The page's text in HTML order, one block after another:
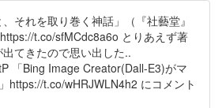
それを取り巻く神話」（『社藝堂』
t.co/sfMCdc8a6o とりあえず著
てきたので思い出した..
「Bing Image Creator(Dall-E3)がマ
https://t.co/wHRJWLN4h2 にコメント